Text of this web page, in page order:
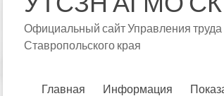
Официальный сайт Управления труда
Ставропольского края
Главная Информация